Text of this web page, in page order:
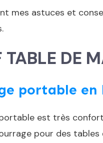
mes astuces et
DE
portable en
est très
pour des